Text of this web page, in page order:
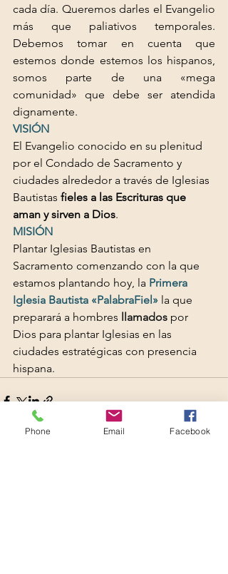
cada día. Queremos darles el Evangelio
más que paliativos temporales.
Debemos tomar en cuenta que
estemos donde estemos los hispanos,
somos parte de una «mega
comunidad» que debe ser atendida
dignamente.
VISIÓN
El Evangelio conocido en su plenitud
por el Condado de Sacramento y
ciudades alrededor a través de Iglesias
Bautistas fieles a las Escrituras que
aman y sirven a Dios.
MISIÓN
Plantar Iglesias Bautistas en
Sacramento comenzando con la que
estamos plantando hoy, la Primera
Iglesia Bautista «PalabraFiel» la que
preparará a hombres llamados por
Dios para plantar Iglesias en las
ciudades estratégicas con presencia
hispana.
Phone Email Facebook